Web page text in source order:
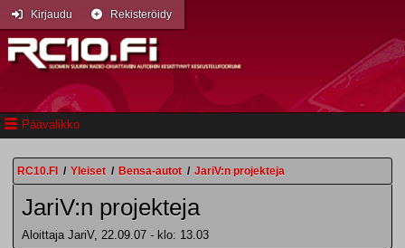
Päävalikko
Kirjaudu Rekisteröidy
RC10.FI / Yleiset / Bensa-autot / JariV:n projekteja
JariV:n projekteja
Aloittaja JariV, 22.09.07 - klo: 13.03